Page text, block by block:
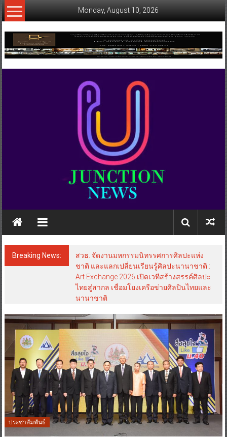
Skip
to
Monday, August 10, 2026
www.ujunctionnews.com
เว็บ
ข่าว
Breaking News:
สวธ. จัดงานมหกรรมนิทรรศการศิลปะแห่ง
ชาติ และแลกเปลี่ยนเรียนรู้ศิลปะนานาชาติ :
Art Exchange 2026 เปิดเวทีสร้างสรรค์ศิลปะ
ไทยสู่สากล เชื่อมโยงเครือข่ายศิลปินไทยและ
นานาชาติ
ประชาสัมพันธ์